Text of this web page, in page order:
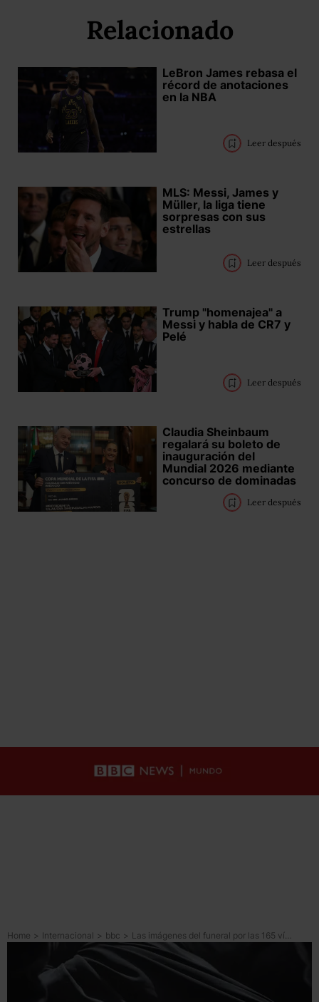
Relacionado
LeBron James rebasa el
récord de anotaciones
en la NBA
Leer después
MLS: Messi, James y
Müller, la liga tiene
sorpresas con sus
estrellas
Leer después
Trump "homenajea" a
Messi y habla de CR7 y
Pelé
Leer después
Claudia Sheinbaum
regalará su boleto de
inauguración del
Mundial 2026 mediante
concurso de dominadas
Leer después
Home > Internacional > bbc >